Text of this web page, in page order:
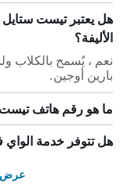
هل يعتبر تيست ستايل
الأليفة؟
نعم ، يُسمح بالكلاب
بارين أوجين.
ما هو رقم هاتف تيست
هل تتوفر خدمة
عرض